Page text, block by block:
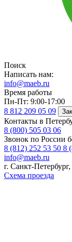
Поиск
Написать нам:
info@maeb.ru
Время работы
Пн-Пт: 9:00-17:00
8 812 209 05 09
Контакты в
8 (800) 505 03 06
Звонок по России
8 (812) 252 53 50 8
info@maeb.ru
г. Санкт-
Схема проезда